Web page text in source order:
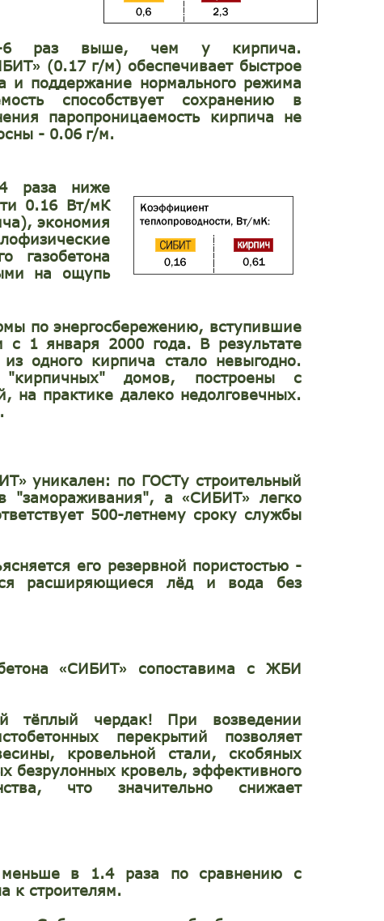
выше, чем у кирпича.
» (0.17 г/м) обеспечивает быстрое
и поддержание нормального режима
способствует сохранению в
паропроницаемость кирпича не
- 0.06 г/м.
раза ниже
0.16 Вт/мК
экономия
газобетона
на ощупь
по энергосбережению, вступившие
1 января 2000 года. В результате
одного кирпича стало невыгодно.
домов, построены с
на практике далеко недолговечных.
»уникален: по ГОСТу строительный
"замораживания", а«СИБИТ» легко
500-летнему сроку службы
его резервной пористостью -
расширяющиеся лёд и вода без
«СИБИТ» сопоставима с ЖБИ
чердак! При возведении
перекрытий позволяет
кровельной стали, скобяных
безрулонных кровель, эффективного
что значительно снижает
в 1.4 раза по сравнению с
к строителям.